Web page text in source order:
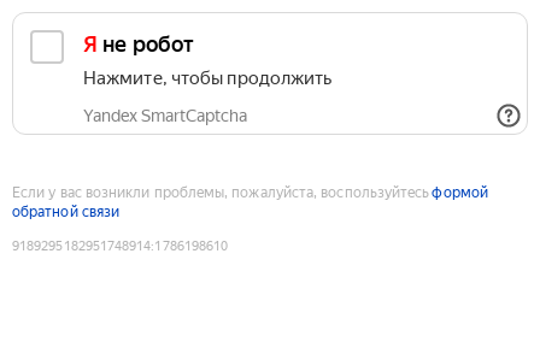
Я не робот
Нажмите, чтобы продолжить
Yandex SmartCaptcha
Если у вас возникли проблемы, пожалуйста, воспользуйтесьформой
обратной связи
9189295182951748914:1786198610